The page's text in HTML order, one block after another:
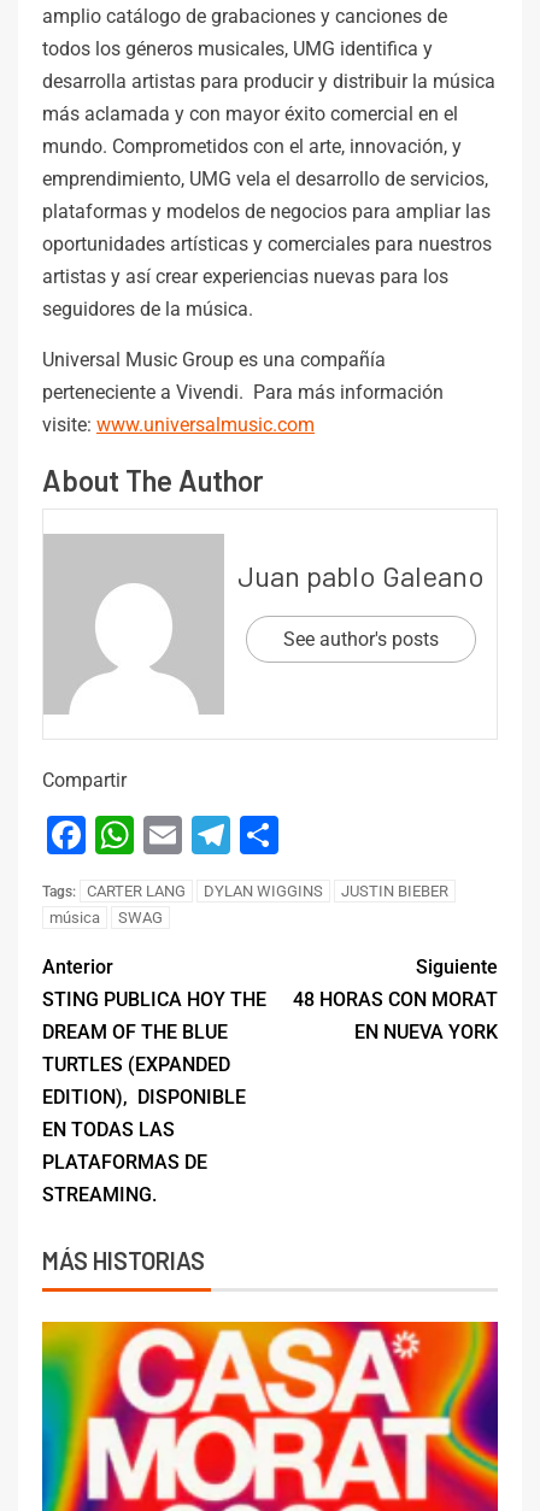
amplio catálogo de grabaciones y canciones de
todos los géneros musicales, UMG identifica y
desarrolla artistas para producir y distribuir la música
más aclamada y con mayor éxito comercial en el
mundo. Comprometidos con el arte, innovación, y
emprendimiento, UMG vela el desarrollo de servicios,
plataformas y modelos de negocios para ampliar las
oportunidades artísticas y comerciales para nuestros
artistas y así crear experiencias nuevas para los
seguidores de la música.
Universal Music Group es una compañía
perteneciente a Vivendi. Para más información
visite: www.universalmusic.com
About The Author
Juan pablo Galeano
See author's posts
Compartir
Facebook
WhatsApp
EmailTelegram
Tags: CARTER LANG DYLAN WIGGINS
JUSTIN BIEBER
música
SWAG
Anterior
STING PUBLICA HOY THE
DREAM OF THE BLUE
TURTLES (EXPANDED
EDITION), DISPONIBLE
EN TODAS LAS
PLATAFORMAS DE
STREAMING.
Siguiente
48 HORAS CON MORAT
EN NUEVA YORK
MÁS HISTORIAS